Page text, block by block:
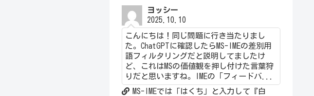
ヨッシー
2025.10.10
こんにちは！同じ問題に行き当たりまし
た。ChatGPTに確認したらMS-IMEの差別用
語フィルタリングだと説明してましたけ
ど、これはMSの価値観を押し付けた言葉狩
りだと思いますね。IMEの「フィードバ...
MS-IMEでは「はくち」と入力して『白